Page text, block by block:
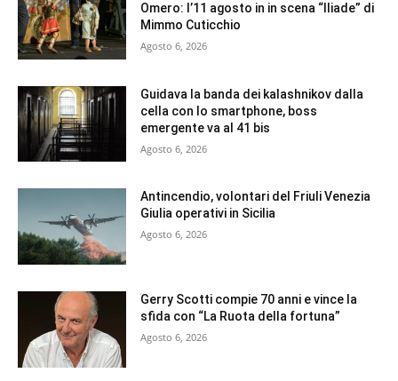
Omero: l’11 agosto in in scena “Iliade” di
Mimmo Cuticchio
Agosto 6, 2026
Guidava la banda dei kalashnikov dalla
cella con lo smartphone, boss
emergente va al 41 bis
Agosto 6, 2026
Antincendio, volontari del Friuli Venezia
Giulia operativi in Sicilia
Agosto 6, 2026
Gerry Scotti compie 70 anni e vince la
sfida con “La Ruota della fortuna”
Agosto 6, 2026